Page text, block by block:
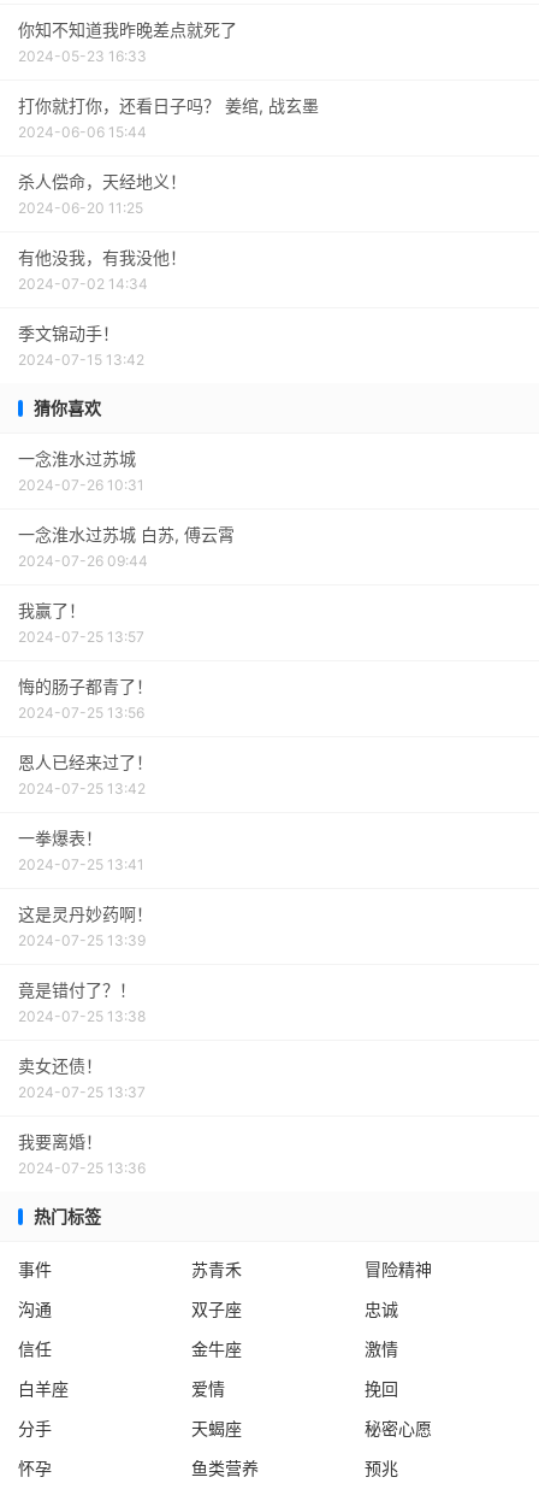
你知不知道我昨晚差点就死了
2024-05-23 16:33
打你就打你，还看日子吗？ 姜绾, 战玄墨
2024-06-06 15:44
杀人偿命，天经地义！
2024-06-20 11:25
有他没我，有我没他！
2024-07-02 14:34
季文锦动手！
2024-07-15 13:42
猜你喜欢
一念淮水过苏城
2024-07-26 10:31
一念淮水过苏城 白苏, 傅云霄
2024-07-26 09:44
我赢了！
2024-07-25 13:57
悔的肠子都青了！
2024-07-25 13:56
恩人已经来过了！
2024-07-25 13:42
一拳爆表！
2024-07-25 13:41
这是灵丹妙药啊！
2024-07-25 13:39
竟是错付了？！
2024-07-25 13:38
卖女还债！
2024-07-25 13:37
我要离婚！
2024-07-25 13:36
热门标签
事件 苏青禾
冒险精神
沟通
双子座
忠诚
信任
金牛座
激情
白羊座
爱情
挽回
分手
天蝎座
秘密心愿
怀孕
鱼类营养 预兆